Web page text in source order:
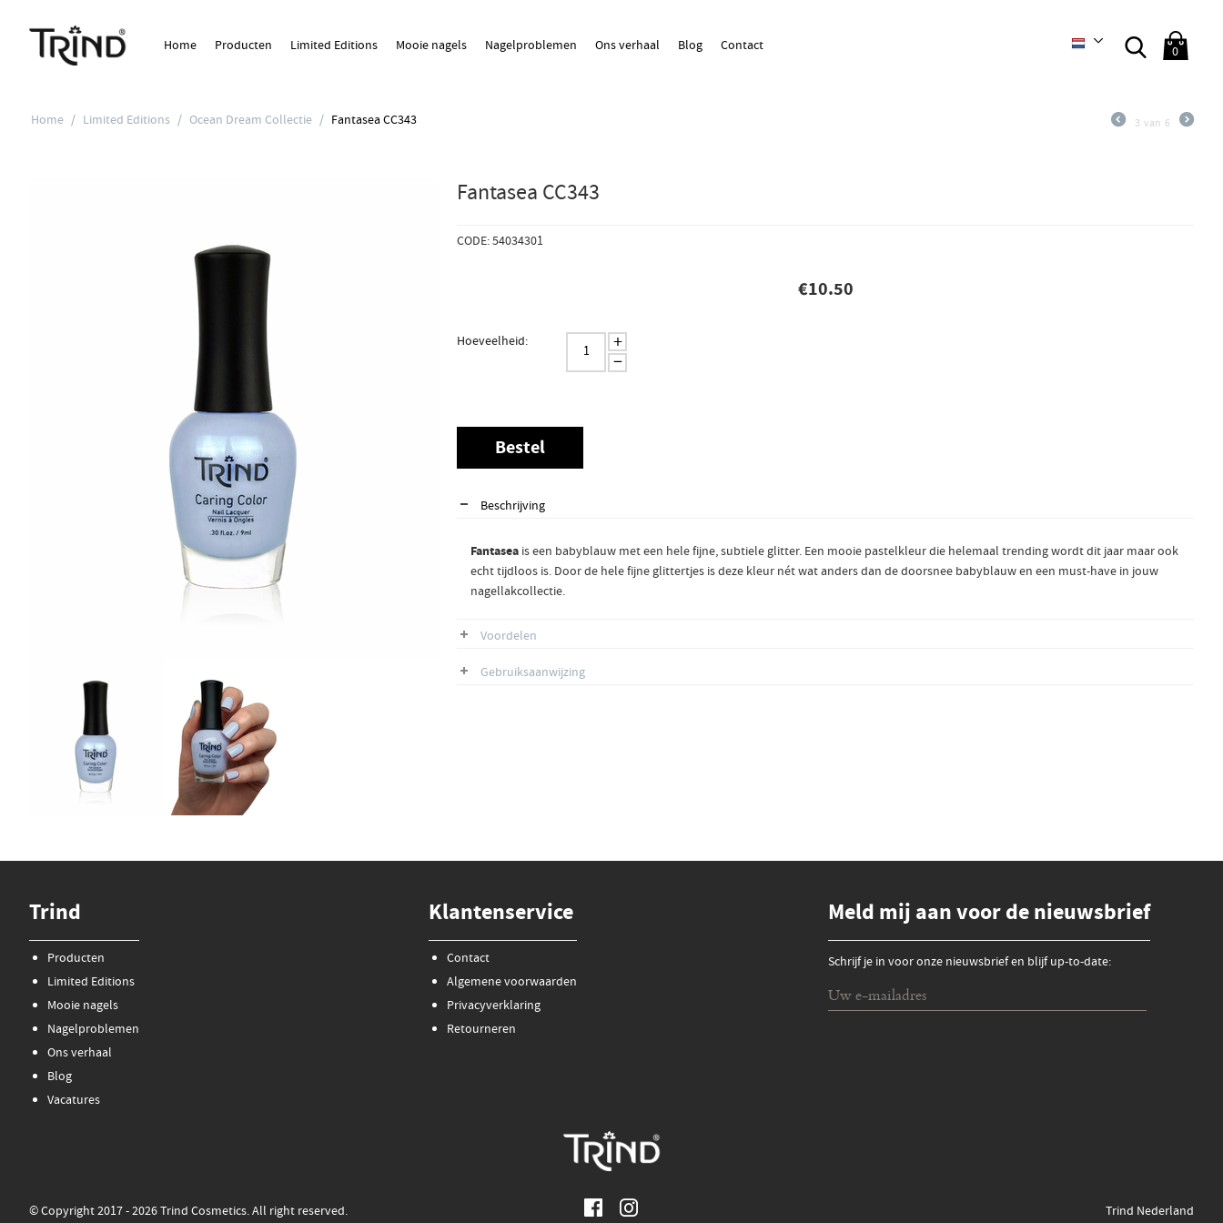
Home Producten Limited Editions Mooie nagels Nagelproblemen Ons verhaal Blog Contact 0
Home / Limited Editions / Ocean Dream Collectie / Fantasea CC343 3 van 6
Fantasea CC343
CODE: 54034301
€10.50
Hoeveelheid: +
−
Bestel
Beschrijving
Fantaseais een babyblauw met een hele fijne, subtiele glitter. Een mooie pastelkleur die helemaal trending wordt dit jaar maar ook
echt tijdloos is. Door de hele fijne glittertjes is deze kleur nét wat anders dan de doorsnee babyblauw en een must-have in jouw
nagellakcollectie.
Voordelen
Gebruiksaanwijzing
Trind
Producten
Limited Editions
Mooie nagels
Nagelproblemen
Ons verhaal
Blog
Vacatures
Klantenservice
Contact
Algemene voorwaarden
Privacyverklaring
Retourneren
Meld mij aan voor de nieuwsbrief
Schrijf je in voor onze nieuwsbrief en blijf up-to-date:
© Copyright 2017 - 2026 Trind Cosmetics. All right reserved. Trind Nederland